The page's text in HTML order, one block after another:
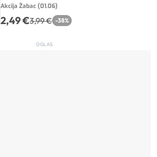
Akcija Žabac (01.06)
2,49 €3,99 € -38%
OGLAS